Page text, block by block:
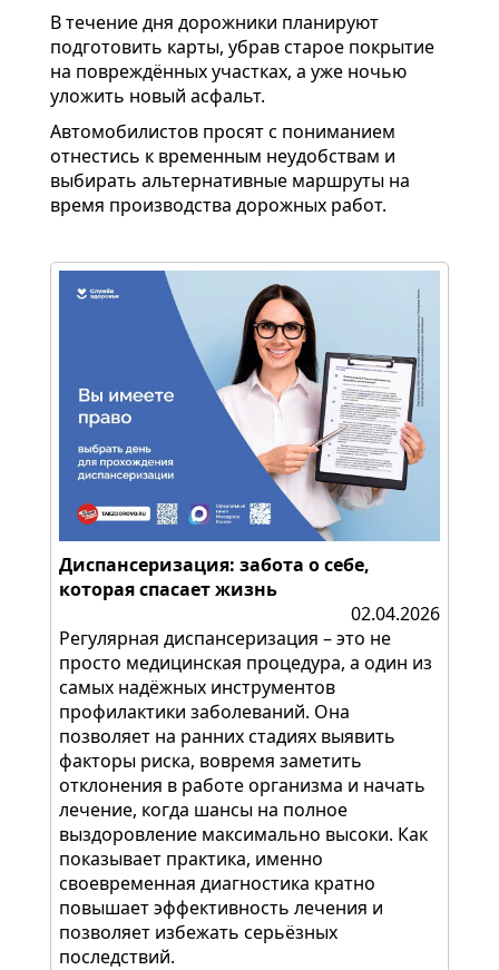
В течение дня дорожники планируют
подготовить карты, убрав старое покрытие
на повреждённых участках, а уже ночью
уложить новый асфальт.
Автомобилистов просят с пониманием
отнестись к временным неудобствам и
выбирать альтернативные маршруты на
время производства дорожных работ.
Диспансеризация: забота о себе,
которая спасает жизнь
02.04.2026
Регулярная диспансеризация – это не
просто медицинская процедура, а один из
самых надёжных инструментов
профилактики заболеваний. Она
позволяет на ранних стадиях выявить
факторы риска, вовремя заметить
отклонения в работе организма и начать
лечение, когда шансы на полное
выздоровление максимально высоки. Как
показывает практика, именно
своевременная диагностика кратно
повышает эффективность лечения и
позволяет избежать серьёзных
последствий.